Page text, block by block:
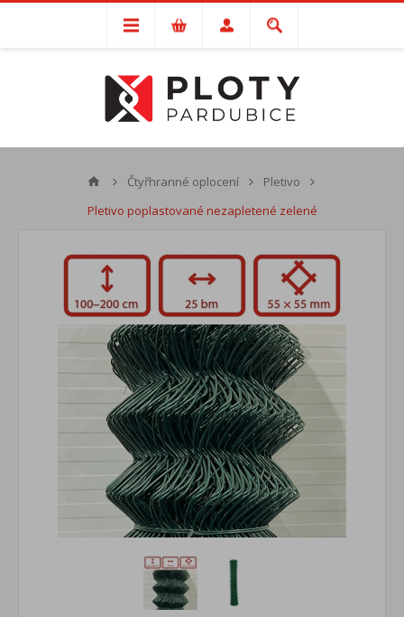
Čtyřhranné oplocení
Pletivo
Pletivo poplastované nezapletené zelené